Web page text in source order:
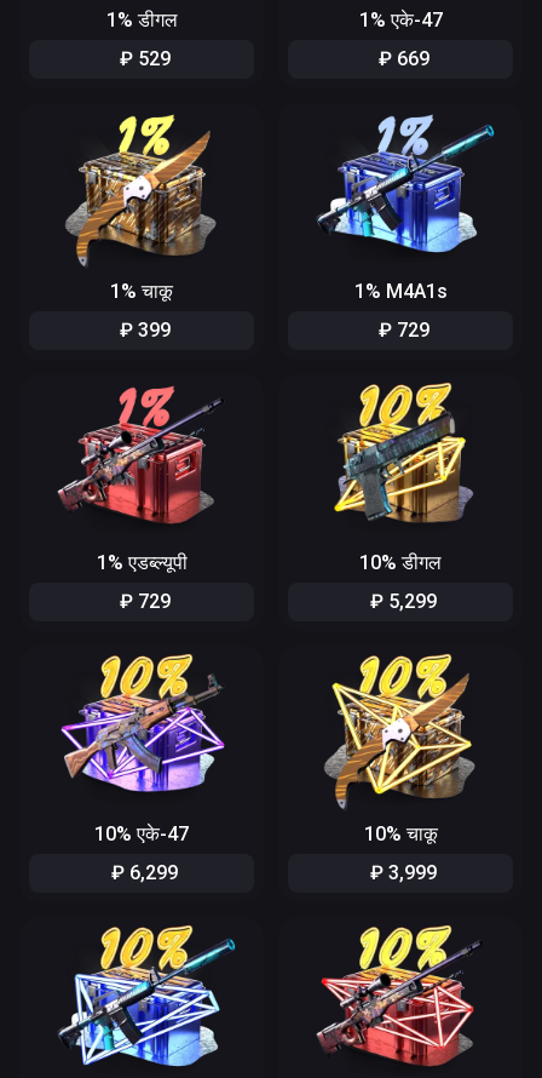
1% डीगल
₽ 529
1% एके-47
₽ 669
1% चाकू
₽ 399
1% M4A1s
₽ 729
1% एडब्ल्यूपी
₽ 729
10% डीगल
₽ 5,299
10% एके-47
₽ 6,299
10% चाकू
₽ 3,999